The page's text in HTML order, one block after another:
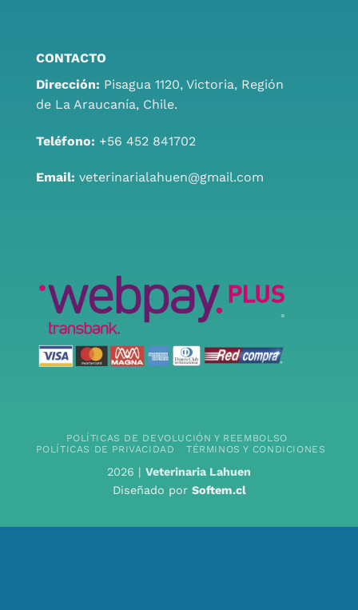
CONTACTO
Dirección: Pisagua 1120, Victoria, Región
de La Araucanía, Chile.
Teléfono: +56 452 841702
Email: veterinarialahuen@gmail.com
POLÍTICAS DE DEVOLUCIÓN Y REEMBOLSO
POLÍTICAS DE PRIVACIDAD
TÉRMINOS Y CONDICIONES
2026 | Veterinaria Lahuen
Diseñado por Softem.cl